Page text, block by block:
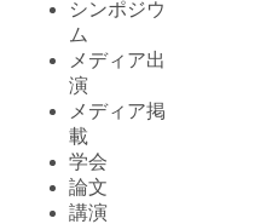
シンポジウ
ム
メディア出
演
メディア掲
載
学会
論文
講演